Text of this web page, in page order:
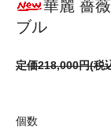
華麗 薔
ブル
定価218,000円(税
個数